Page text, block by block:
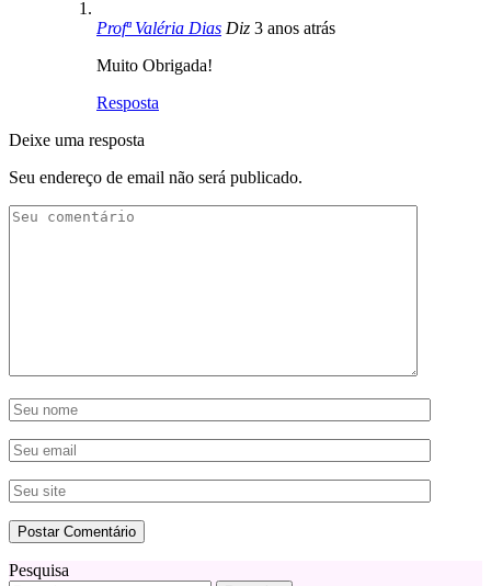
Profª Valéria Dias Diz 3 anos atrás
Muito Obrigada!
Resposta
Deixe uma resposta
Seu endereço de email não será publicado.
Pesquisa